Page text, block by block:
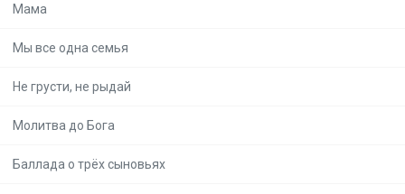
Мама
Мы все одна семья
Не грусти, не рыдай
Молитва до Бога
Баллада о трёх сыновьях